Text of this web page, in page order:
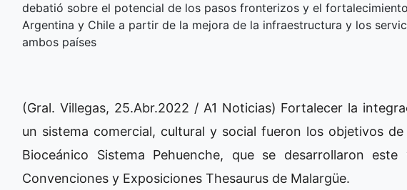
debatió sobre el potencial de los pasos fronterizos y el
Argentina y Chile a partir de la mejora de la infraestructura y los
ambos países
(Gral. Villegas, 25.Abr.2022 / A1 Noticias) Fortalecer la
un sistema comercial, cultural y social fueron los objetivos
Bioceánico Sistema Pehuenche, que se desarrollaron
Convenciones y Exposiciones Thesaurus de Malargüe.